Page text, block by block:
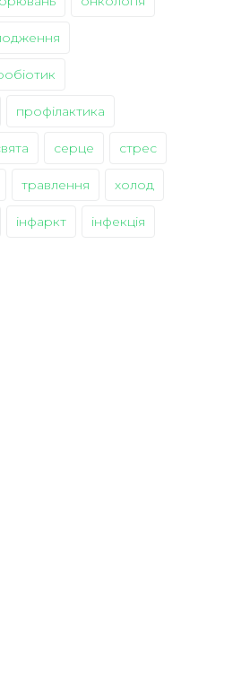
профілактика
серце стрес
травлення холод
інфаркт інфекція